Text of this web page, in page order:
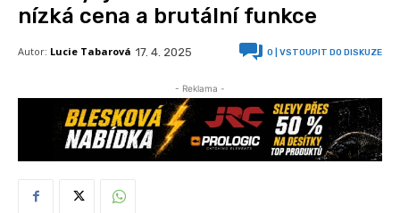
nízká cena a brutální funkce
Autor: Lucie Tabarová 17. 4. 2025 0 | VSTOUPIT DO DISKUZE
- Reklama -